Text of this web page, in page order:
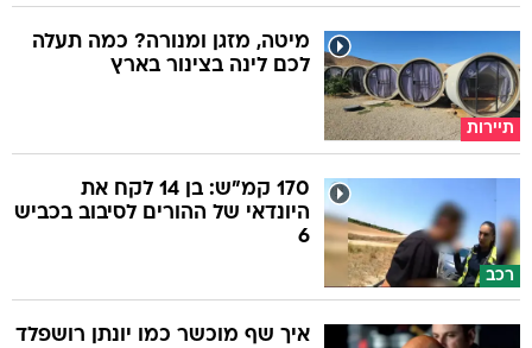
תיירות
מיטה, מזגן ומנורה? כמה תעלה
לכם לינה בצינור בארץ
רכב
170 קמ"ש: בן 14 לקח את
היונדאי של ההורים לסיבוב בכביש
6
איך שף מוכשר כמו יונתן רושפלד